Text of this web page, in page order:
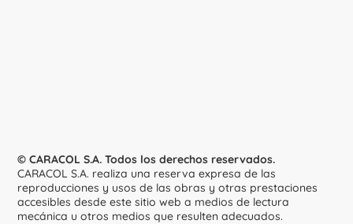
© CARACOL S.A. Todos los derechos reservados.
CARACOL S.A. realiza una reserva expresa de las
reproducciones y usos de las obras y otras prestaciones
accesibles desde este sitio web a medios de lectura
mecánica u otros medios que resulten adecuados.